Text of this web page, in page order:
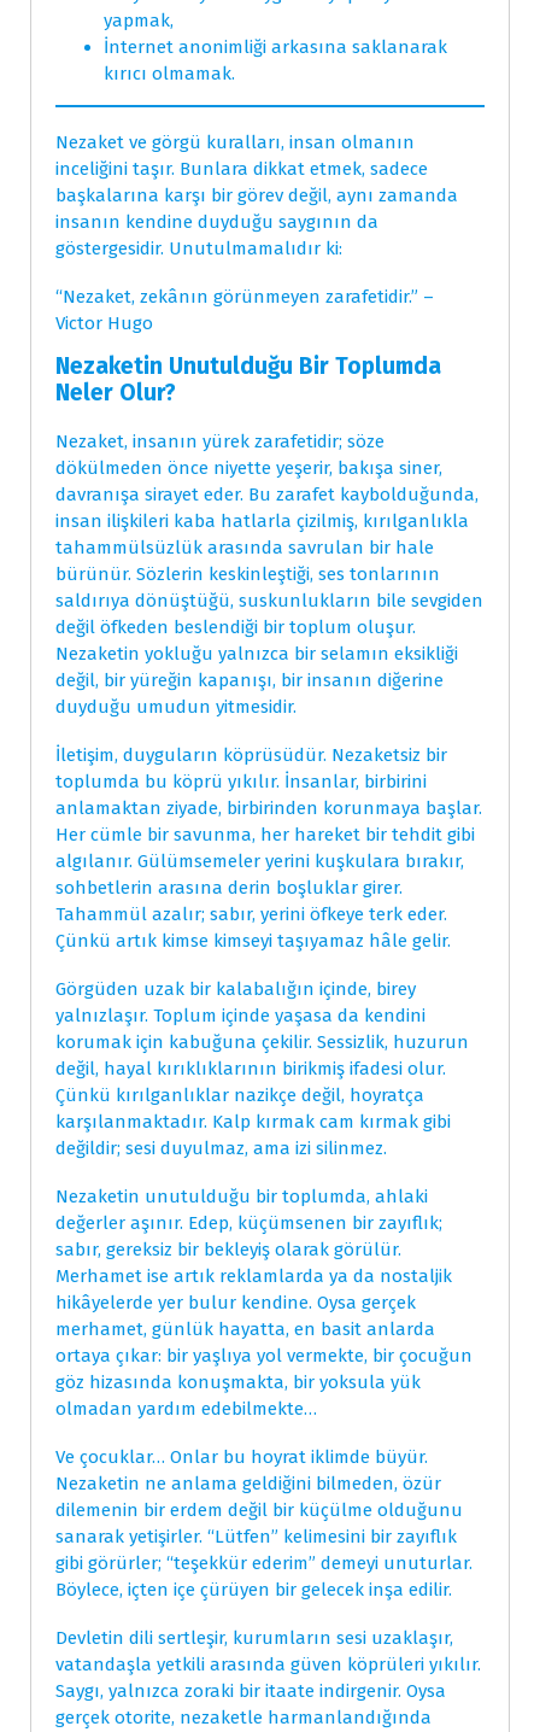
yapmak,
İnternet anonimliği arkasına saklanarak
kırıcı olmamak.
Nezaket ve görgü kuralları, insan olmanın
inceliğini taşır. Bunlara dikkat etmek, sadece
başkalarına karşı bir görev değil, aynı zamanda
insanın kendine duyduğu saygının da
göstergesidir. Unutulmamalıdır ki:
“Nezaket, zekânın görünmeyen zarafetidir.” –
Victor Hugo
Nezaketin Unutulduğu Bir Toplumda
Neler Olur?
Nezaket, insanın yürek zarafetidir; söze
dökülmeden önce niyette yeşerir, bakışa siner,
davranışa sirayet eder. Bu zarafet kaybolduğunda,
insan ilişkileri kaba hatlarla çizilmiş, kırılganlıkla
tahammülsüzlük arasında savrulan bir hale
bürünür. Sözlerin keskinleştiği, ses tonlarının
saldırıya dönüştüğü, suskunlukların bile sevgiden
değil öfkeden beslendiği bir toplum oluşur.
Nezaketin yokluğu yalnızca bir selamın eksikliği
değil, bir yüreğin kapanışı, bir insanın diğerine
duyduğu umudun yitmesidir.
İletişim, duyguların köprüsüdür. Nezaketsiz bir
toplumda bu köprü yıkılır. İnsanlar, birbirini
anlamaktan ziyade, birbirinden korunmaya başlar.
Her cümle bir savunma, her hareket bir tehdit gibi
algılanır. Gülümsemeler yerini kuşkulara bırakır,
sohbetlerin arasına derin boşluklar girer.
Tahammül azalır; sabır, yerini öfkeye terk eder.
Çünkü artık kimse kimseyi taşıyamaz hâle gelir.
Görgüden uzak bir kalabalığın içinde, birey
yalnızlaşır. Toplum içinde yaşasa da kendini
korumak için kabuğuna çekilir. Sessizlik, huzurun
değil, hayal kırıklıklarının birikmiş ifadesi olur.
Çünkü kırılganlıklar nazikçe değil, hoyratça
karşılanmaktadır. Kalp kırmak cam kırmak gibi
değildir; sesi duyulmaz, ama izi silinmez.
Nezaketin unutulduğu bir toplumda, ahlaki
değerler aşınır. Edep, küçümsenen bir zayıflık;
sabır, gereksiz bir bekleyiş olarak görülür.
Merhamet ise artık reklamlarda ya da nostaljik
hikâyelerde yer bulur kendine. Oysa gerçek
merhamet, günlük hayatta, en basit anlarda
ortaya çıkar: bir yaşlıya yol vermekte, bir çocuğun
göz hizasında konuşmakta, bir yoksula yük
olmadan yardım edebilmekte…
Ve çocuklar… Onlar bu hoyrat iklimde büyür.
Nezaketin ne anlama geldiğini bilmeden, özür
dilemenin bir erdem değil bir küçülme olduğunu
sanarak yetişirler. “Lütfen” kelimesini bir zayıflık
gibi görürler; “teşekkür ederim” demeyi unuturlar.
Böylece, içten içe çürüyen bir gelecek inşa edilir.
Devletin dili sertleşir, kurumların sesi uzaklaşır,
vatandaşla yetkili arasında güven köprüleri yıkılır.
Saygı, yalnızca zoraki bir itaate indirgenir. Oysa
gerçek otorite, nezaketle harmanlandığında